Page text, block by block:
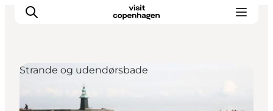
This is Copenhagen
Strande og udendørsbade